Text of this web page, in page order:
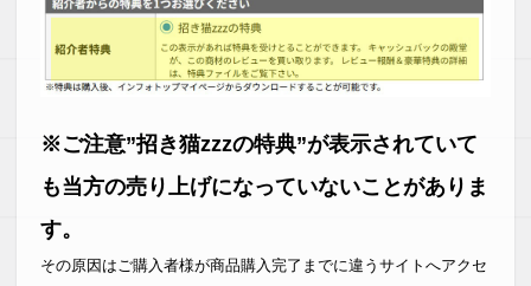
※ご注意”招き猫zzzの特典”が表示されていて
も当方の売り上げになっていないことがありま
す。
その原因はご購入者様が商品購入完了までに違うサイトへアクセ